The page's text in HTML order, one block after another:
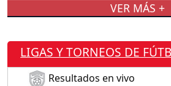
VER MÁS +
LIGAS Y TORNEOS DE
Resultados en vivo